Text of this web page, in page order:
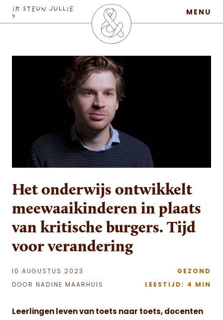
MaatschapWij
MENU
IK STEUN JULLIE
>
Het onderwijs ontwikkelt
meewaaikinderen in plaats
van kritische burgers. Tijd
voor verandering
10 AUGUSTUS 2023
DOOR NADINE MAARHUIS
GEZOND
LEESTIJD: 4 MIN
Leerlingen leven van toets naar toets, docenten